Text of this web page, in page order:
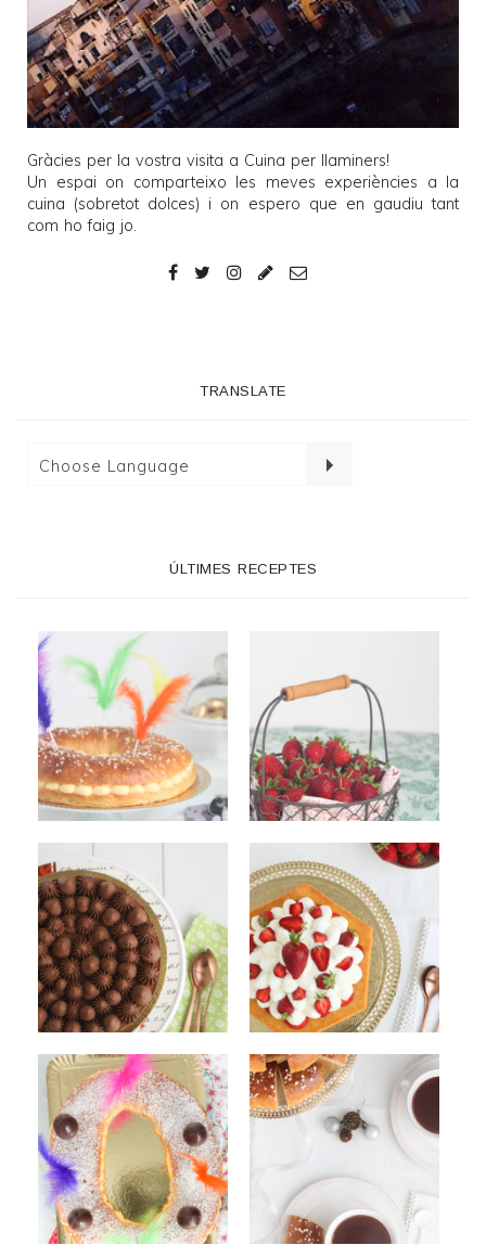
Gràcies per la vostra visita a Cuina per llaminers!
Un espai on comparteixo les meves experiències a la
cuina (sobretot dolces) i on espero que en gaudiu tant
com ho faig jo.
TRANSLATE
ÚLTIMES RECEPTES